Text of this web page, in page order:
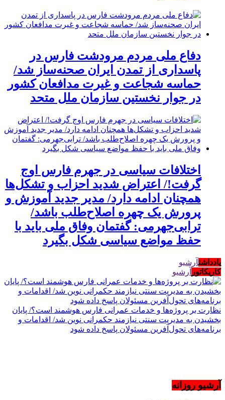
دفاع ملی مردم مرودشت فارس در
پاسداری از تمدن ایران صحنه‌ساز شد/
حماسه شجاعت و غیرت مدافعان کشور
در جوار نخستین سازمان ملل متحد
اختلافات سیاسی در جهرم فارس اوج
گرفت!/ اعتراض شدید احزاب و تشکل‌ها
همچنان ادامه دارد/ مدیر جدید آموزش و
پرورش یک چهره اصلاح‌طلب باشد/
ترابی‌جهرمی: گفتمان وفاق ملی باید با
حفظ مواضع سیاسی شکل بگیرد
یادداشتآرشیو
کاریکاتور آرشیو
نظارت بر پروژه‌ها و خدمات عمرانی فارس هوشمند است؟/ پایان
بخشیدن به مدیریت سنتی نیازمند حکمرانی نوین شد/ اقدامات و
برنامه‌های تحول‌آفرین مسئولان پاسخ داده شود
آرشیو روزانه